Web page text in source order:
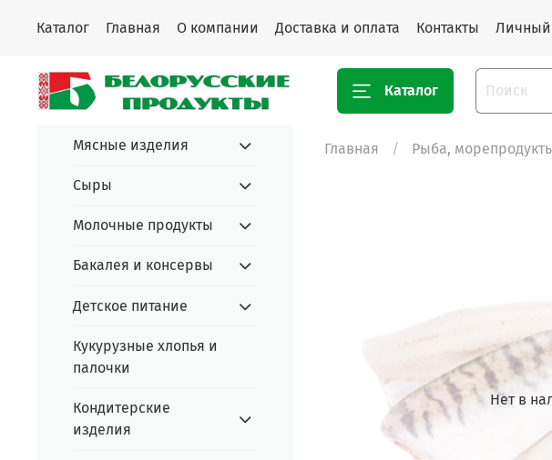
Каталог Главная О компании Доставка и оплата Контакты Личный
Каталог
Главная Рыба,
Нет в
Мясные изделия
Сыры
Молочные продукты
Бакалея и консервы
Детское питание
Кукурузные хлопья и
палочки
Кондитерские
изделия